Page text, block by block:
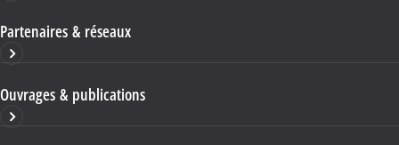
Partenaires & réseaux
Ouvrages & publications